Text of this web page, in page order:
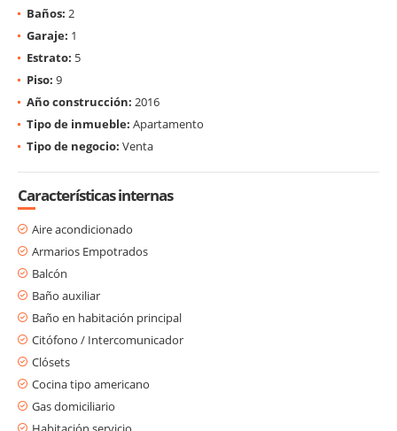
Baños: 2
Garaje: 1
Estrato: 5
Piso: 9
Año construcción: 2016
Tipo de inmueble: Apartamento
Tipo de negocio: Venta
Características internas
Aire acondicionado
Armarios Empotrados
Balcón
Baño auxiliar
Baño en habitación principal
Citófono / Intercomunicador
Clósets
Cocina tipo americano
Gas domiciliario